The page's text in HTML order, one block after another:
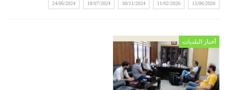
15/06/2026
11/02/2026
30/11/2024
18/07/2024
24/06/2024
أخبار البلديات